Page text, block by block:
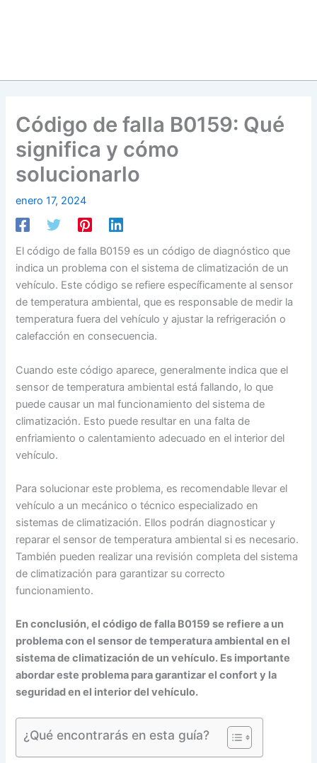
Código de falla B0159: Qué
significa y cómo
solucionarlo
enero 17, 2024
El código de falla B0159 es un código de diagnóstico que
indica un problema con el sistema de climatización de un
vehículo. Este código se refiere específicamente al sensor
de temperatura ambiental, que es responsable de medir la
temperatura fuera del vehículo y ajustar la refrigeración o
calefacción en consecuencia.
Cuando este código aparece, generalmente indica que el
sensor de temperatura ambiental está fallando, lo que
puede causar un mal funcionamiento del sistema de
climatización. Esto puede resultar en una falta de
enfriamiento o calentamiento adecuado en el interior del
vehículo.
Para solucionar este problema, es recomendable llevar el
vehículo a un mecánico o técnico especializado en
sistemas de climatización. Ellos podrán diagnosticar y
reparar el sensor de temperatura ambiental si es necesario.
También pueden realizar una revisión completa del sistema
de climatización para garantizar su correcto
funcionamiento.
En conclusión, el código de falla B0159 se refiere a un
problema con el sensor de temperatura ambiental en el
sistema de climatización de un vehículo. Es importante
abordar este problema para garantizar el confort y la
seguridad en el interior del vehículo.
¿Qué encontrarás en esta guía?